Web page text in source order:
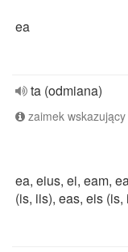
ea
ta (odmiana)
zaimek wskazujący
ea, eius, ei, eam,
(is, iis), eas, eis (is,